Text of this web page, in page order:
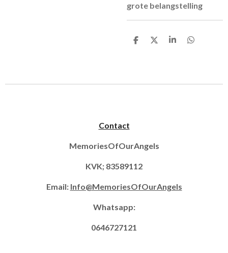
grote belangstelling
D
D
S
D
Contact
MemoriesOfOurAngels
KVK; 83589112
Email: Info@MemoriesOfOurAngels
Whatsapp:
0646727121